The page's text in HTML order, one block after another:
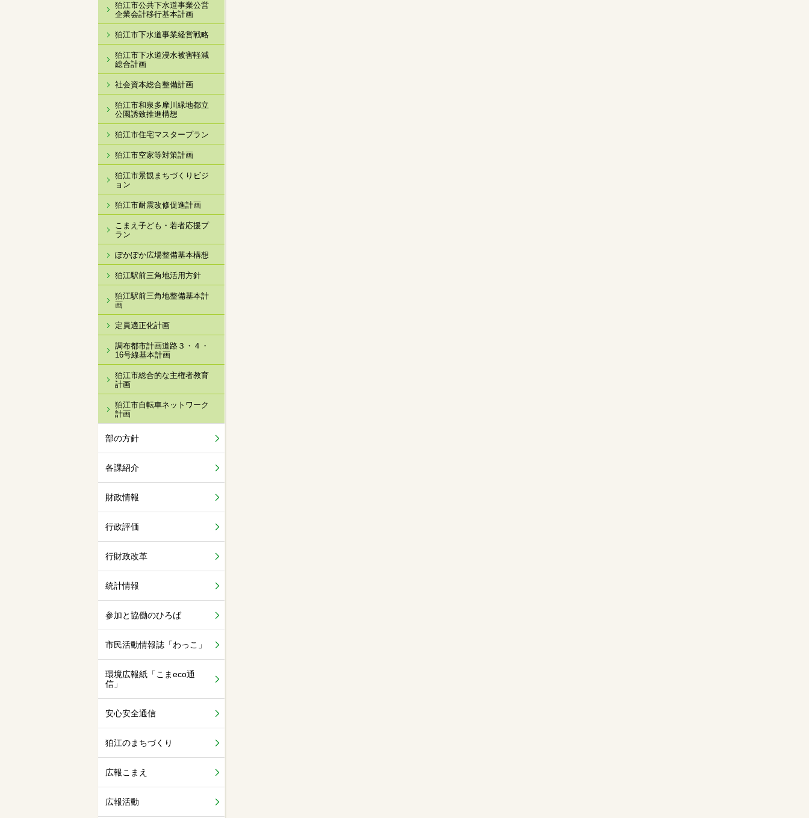
狛江市公共下水道事業公営
企業会計移行基本計画
狛江市下水道事業経営戦略
狛江市下水道浸水被害軽減
総合計画
社会資本総合整備計画
狛江市和泉多摩川緑地都立
公園誘致推進構想
狛江市住宅マスタープラン
狛江市空家等対策計画
狛江市景観まちづくりビジ
ョン
狛江市耐震改修促進計画
こまえ子ども・若者応援プ
ラン
ぽかぽか広場整備基本構想
狛江駅前三角地活用方針
狛江駅前三角地整備基本計
画
定員適正化計画
調布都市計画道路３・４・
16号線基本計画
狛江市総合的な主権者教育
計画
狛江市自転車ネットワーク
計画
部の方針
各課紹介
財政情報
行政評価
行財政改革
統計情報
参加と協働のひろば
市民活動情報誌「わっこ」
環境広報紙「こまeco通
信」
安心安全通信
狛江のまちづくり
広報こまえ
広報活動